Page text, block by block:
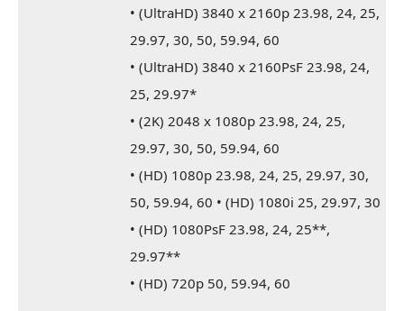
• (UltraHD) 3840 x 2160p 23.98, 24, 25,
29.97, 30, 50, 59.94, 60
• (UltraHD) 3840 x 2160PsF 23.98, 24,
25, 29.97*
• (2K) 2048 x 1080p 23.98, 24, 25,
29.97, 30, 50, 59.94, 60
• (HD) 1080p 23.98, 24, 25, 29.97, 30,
50, 59.94, 60 • (HD) 1080i 25, 29.97, 30
• (HD) 1080PsF 23.98, 24, 25**,
29.97**
• (HD) 720p 50, 59.94, 60